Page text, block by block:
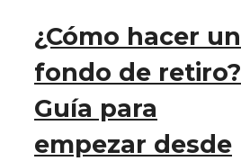
¿Cómo hacer un
fondo de retiro?
Guía para
empezar desde